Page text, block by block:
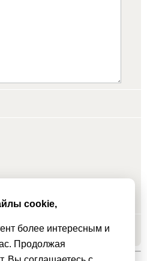
cookie,
более интересным и
Продолжая